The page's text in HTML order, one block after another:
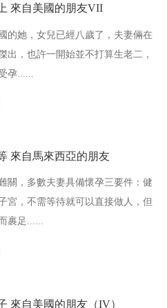
來自美國的朋友VII
的她，女兒已經八歲了，夫妻倆在
出，也許一開始並不打算生老二，
孕......
來自馬來西亞的朋友
關，多數夫妻具備懷孕三要件：健
宮，不需等待就可以直接做人，但
裹足......
來自美國的朋友（IV）